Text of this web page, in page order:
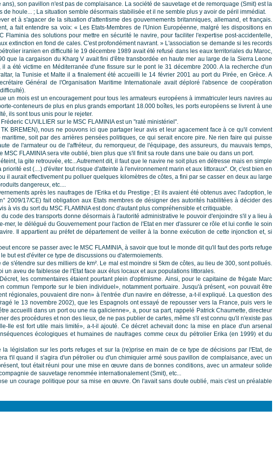
son pavillon n'est pas de complaisance. La société de sauvetage et de remorquage (Smit) est la
houle... ; La situation semble désormais stabilisée et il ne semble plus y avoir de péril immédiat.
et à s'agacer de la situation d'attentisme des gouvernements britanniques, allemand, et français.
a fait entendre sa voix: « Les Etats-Membres de l'Union Européenne, malgré les dispositions en
des solutions pour mettre en sécurité le navire, pour faciliter l'expertise post-accidentelle,
extinction en fond de cales. C'est profondément navrant. » L'association se demande si les records
iranien en difficulté le 19 décembre 1989 avait été refusé dans les eaux territoriales du Maroc,
que la cargaison du Kharg V avait fini d'être transbordée en haute mer au large de la Sierra Leone
a été victime en Méditerranée d'une fissure sur le pont le 31 décembre 2000. A la recherche d'un
la Tunisie et Malte il a finalement été accueilli le 14 février 2001 au port du Pirée, en Grèce. A
Général de l'Organisation Maritime Internationale avait déploré l'absence de coopération
un mois est un encouragement pour tous les armateurs européens à immatriculer leurs navires au
conteneurs de plus en plus grands emportant 18.000 boîtes, les ports européens se livrent à une
ils sont tous unis pour le rejeter.
CUVILLIER sur le MSC FLAMINIA est un "raté ministériel".
BREMEN), nous ne pouvons ici que partager leur avis et leur agacement face à ce qu'il convient
soit par des arrières pensées politiques, ce qui serait encore pire. Ne rien faire qui puisse
de l'armateur ou de l'affréteur, du remorqueur, de l'équipage, des assureurs, du mauvais temps,
FLAMINIA sera vite oublié, bien plus que s'il finit sa route dans une baie ou dans un port.
la gite retrouvée, etc...Autrement dit, il faut que le navire ne soit plus en détresse mais en simple
est (....) d'éviter tout risque d'atteinte à l'environnement marin et aux littoraux". Or, c'est bien en
aurait effectivement pu polluer quelques kilomètres de côtes, a fini par se casser en deux au large
dangereux, etc....
après les naufrages de l'Erika et du Prestige ; Et ils avaient été obtenus avec l'adoption, le
2009/17/CE) fait obligation aux Etats membres de désigner des autorités habilitées à décider des
à vis du sort du MSC FLAMINIA est donc d'autant plus compréhensible et critiquable.
code des transports donne désormais à l'autorité administrative le pouvoir d'enjoindre s'il y a lieu à
le délégué du Gouvernement pour l'action de l'Etat en mer d'assurer ce rôle et lui confie le soin
Il appartient au préfet de département de veiller à la bonne exécution de cette injonction et, si
encore se passer avec le MSC FLAMINIA, à savoir que tout le monde dit qu'il faut des ports refuge
but est d'éviter ce type de discussions ou d'atermoiements.
s'étendre sur des milliers de km². Le mal est moindre si 5km de côtes, au lieu de 300, sont pollués.
aveu de faiblesse de l'Etat face aux élus locaux et aux populations littorales.
les commentaires étaient pourtant plein d'optimisme. Ainsi, pour le capitaine de frégate Marc
l'emporte sur le bien individuel», notamment portuaire. Jusqu'à présent, «on pouvait être
régionales, pouvaient dire non» à l'entrée d'un navire en détresse, a-t-il expliqué. La question des
le 13 novembre 2002), que les Espagnols ont essayé de repousser vers la France, puis vers le
accueilli dans un port ou une ria galicienne», a, pour sa part, rappelé Patrick Chaumette, directeur
des procédures et non des lieux, de ne pas publier de cartes, même s'il est connu qu'il n'existe pas
Ile est fort utile mais limité», a-t-il ajouté. Ce décret achevait donc la mise en place d'un arsenal
écologiques et humaines de naufrages comme ceux du pétrolier Erika (en 1999) et du
législation sur les ports refuges et sur la (re)prise en main de ce type de décisions par l'Etat, de
t'il quand il s'agira d'un pétrolier ou d'un chimiquier armé sous pavillon de complaisance, avec un
tout était réuni pour une mise en œuvre dans de bonnes conditions, avec un armateur solide
de sauvetage renommée internationalement (Smit), etc...
un courage politique pour sa mise en œuvre. On l'avait sans doute oublié, mais c'est un préalable